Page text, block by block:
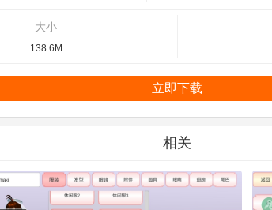
大小
138.6M
立即下载
相关